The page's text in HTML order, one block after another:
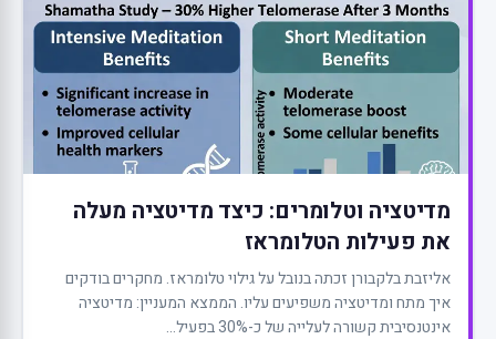
מדיטציה וטלומרים: כיצד מדיטציה מעלה
את פעילות הטלומראז
אליזבת בלקבורן זכתה בנובל על גילוי טלומראז. מחקרים בודקים
איך מתח ומדיטציה משפיעים עליו. הממצא המעניין: מדיטציה
אינטנסיבית קשורה לעלייה של כ-30% בפעיל...